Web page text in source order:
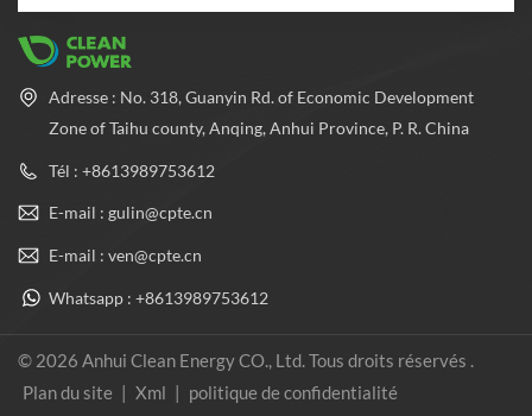
Adresse : No. 318, Guanyin Rd. of Economic Development
Zone of Taihu county, Anqing, Anhui Province, P. R. China
Tél : +8613989753612
E-mail : gulin@cpte.cn
E-mail : ven@cpte.cn
Whatsapp : +8613989753612
© 2026 Anhui Clean Energy CO., Ltd. Tous droits réservés .
Plan du site | Xml | politique de confidentialité